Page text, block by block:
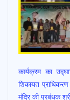
कार्यक्रम का
शिकायत
मंदिर की प्रबंधक